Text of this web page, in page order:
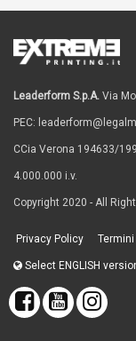
Leaderform S.p.A. Via
PEC:
CCia Verona 194633/
4.000.000 i.v.
Copyright 2020 - All
Privacy Policy
Select ENGLISH